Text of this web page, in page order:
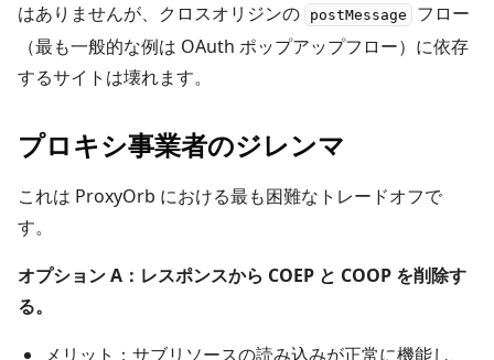
はありませんが、クロスオリジンの
postMessage
フロー
（最も一般的な例は OAuth ポップアップフロー）に依存
するサイトは壊れます。
プロキシ事業者のジレンマ
これは ProxyOrb における最も困難なトレードオフで
す。
オプション A：レスポンスから COEP と COOP を削除す
る。
メリット：サブリソースの読み込みが正常に機能し、